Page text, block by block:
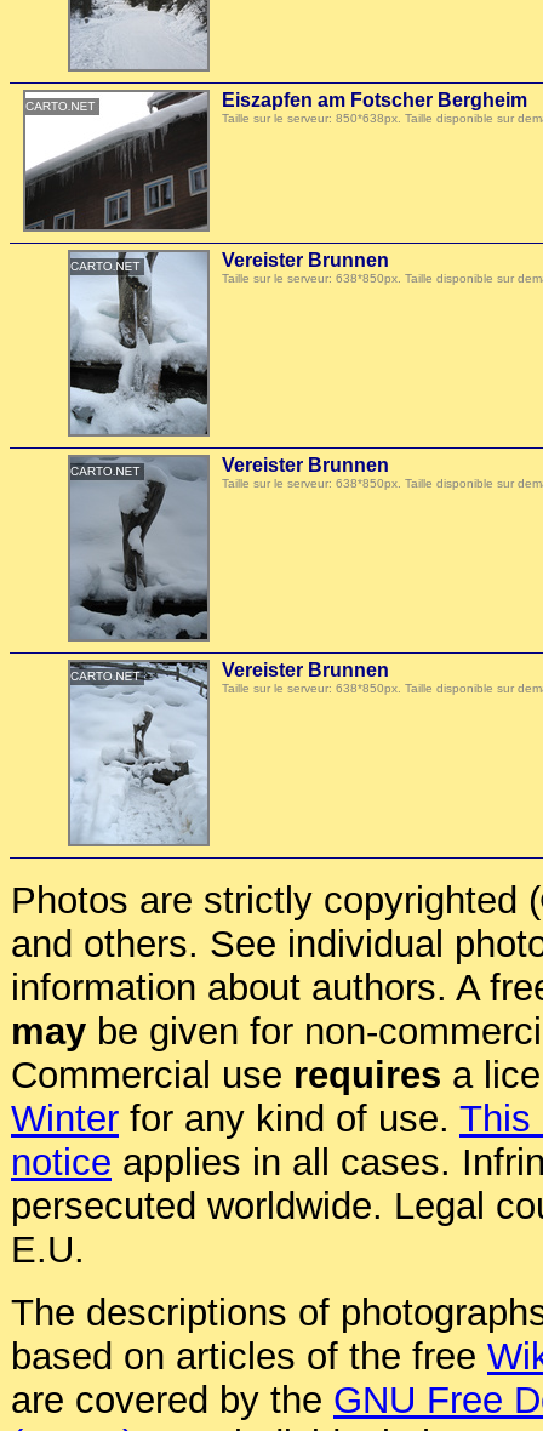
Eiszapfen am Fotscher Bergheim
Taille sur le serveur: 850*638px. Taille disponible sur
Vereister Brunnen
Taille sur le serveur: 638*850px. Taille disponible sur
Vereister Brunnen
Taille sur le serveur: 638*850px. Taille disponible sur
Vereister Brunnen
Taille sur le serveur: 638*850px. Taille disponible sur
Photos are strictly copyrighted
and others. See individual
information about authors. A
may be given for non-
Commercial use requires a
Winter for any kind of use. This
notice applies in all cases.
persecuted worldwide. Legal
E.U.
The descriptions of
based on articles of the free
are covered by the GNU Free